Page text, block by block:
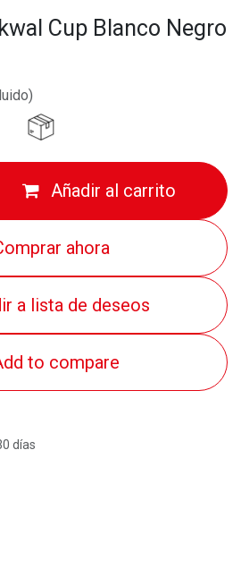
Cup Blanco Negro
Añadir al carrito
ahora
to compare
a lista de deseos
días